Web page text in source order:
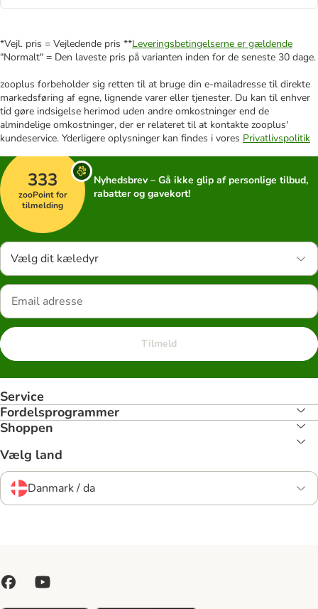
*Vejl. pris = Vejledende pris **Leveringsbetingelserne er gældende
"Normalt" = Den laveste pris på varianten inden for de seneste 30 dage.
zooplus forbeholder sig retten til at bruge din e-mailadresse til direkte
markedsføring af egne, lignende varer eller tjenester. Du kan til enhver
tid gøre indsigelse herimod uden andre omkostninger end de
almindelige omkostninger, der er relateret til at kontakte zooplus'
kundeservice. Yderligere oplysninger kan findes i vores Privatlivspolitik
333
zooPoint for
tilmelding
Nyhedsbrev – Gå ikke glip af personlige tilbud,
rabatter og gavekort!
Vælg dit kæledyr
Tilmeld
Service
Fordelsprogrammer
Shoppen
Vælg land
Danmark / da